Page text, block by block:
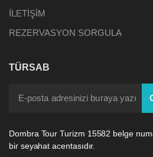
İLETİŞİM
REZERVASYON SORGULA
TÜRSAB
Dombra Tour Turizm 15582 belge
bir seyahat acentasıdır.